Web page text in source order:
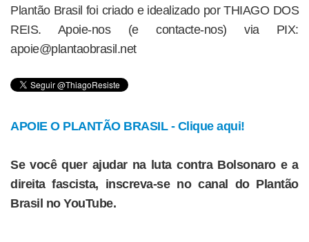
Plantão Brasil foi criado e idealizado por THIAGO DOS
REIS. Apoie-nos (e contacte-nos) via PIX:
apoie@plantaobrasil.net
APOIE O PLANTÃO BRASIL - Clique aqui!
Se você quer ajudar na luta contra Bolsonaro e a
direita fascista, inscreva-se no canal do Plantão
Brasil no YouTube.